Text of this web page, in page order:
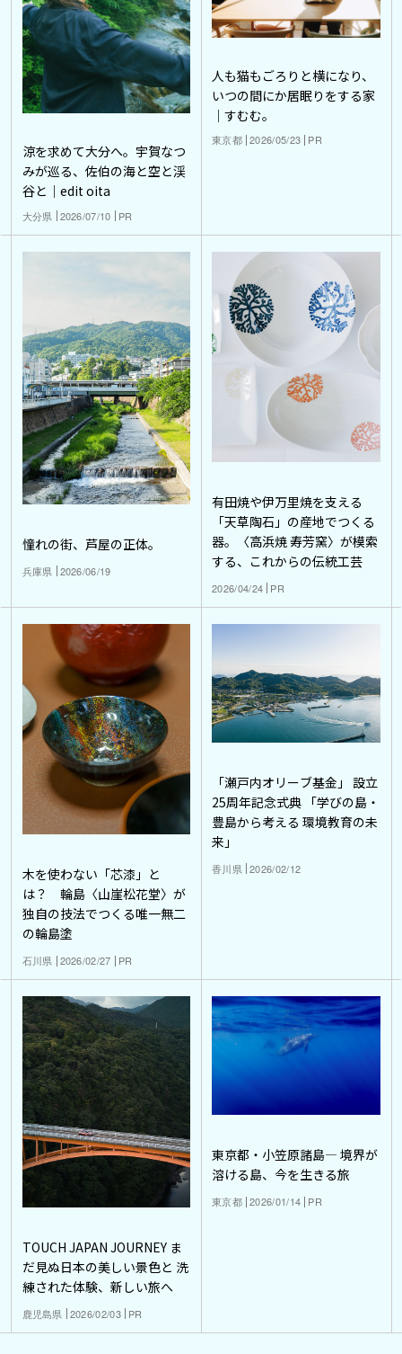
涼を求めて大分へ。宇賀なつ
みが巡る、佐伯の海と空と渓
谷と｜edit oita
大分県 2026/07/10 PR
人も猫もごろりと横になり、
いつの間にか居眠りをする家
｜すむむ。
東京都 2026/05/23 PR
憧れの街、芦屋の正体。
兵庫県 2026/06/19
有田焼や伊万里焼を支える
「天草陶石」の産地でつくる
器。〈高浜焼 寿芳窯〉が模索
する、これからの伝統工芸
2026/04/24 PR
木を使わない「芯漆」と
は？ 輪島〈山崖松花堂〉が
独自の技法でつくる唯一無二
の輪島塗
石川県 2026/02/27 PR
「瀬戸内オリーブ基金」 設立
25周年記念式典 「学びの島・
豊島から考える 環境教育の未
来」
香川県 2026/02/12
TOUCH JAPAN JOURNEY ま
だ見ぬ日本の美しい景色と 洗
練された体験、新しい旅へ
鹿児島県 2026/02/03 PR
東京都・小笠原諸島― 境界が
溶ける島、今を生きる旅
東京都 2026/01/14 PR